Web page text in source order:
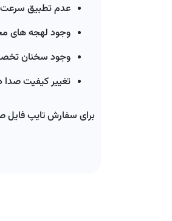
عدم تطبیق سرعت
وجود لهجه های
وجود سخنان
تغییر کیفیت
برای سفارش تایپ فایل